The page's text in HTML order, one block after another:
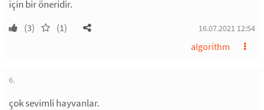
için bir öneridir.
(3) (1) 16.07.2021 12:54
algorithm
6.
çok sevimli hayvanlar.